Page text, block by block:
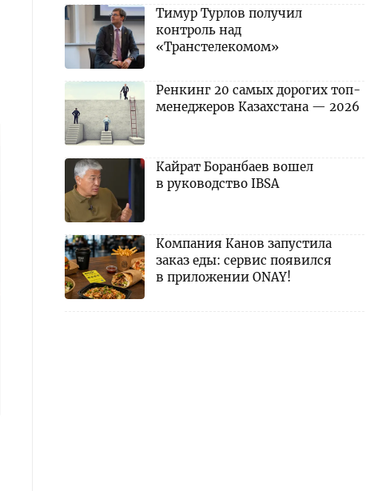
Тимур Турлов получил
контроль над
«Транстелекомом»
Ренкинг 20 самых дорогих топ-
менеджеров Казахстана — 2026
Кайрат Боранбаев вошел
в руководство IBSA
Компания Канов запустила
заказ еды: сервис появился
в приложении ONAY!